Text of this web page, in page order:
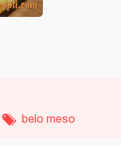
belo meso